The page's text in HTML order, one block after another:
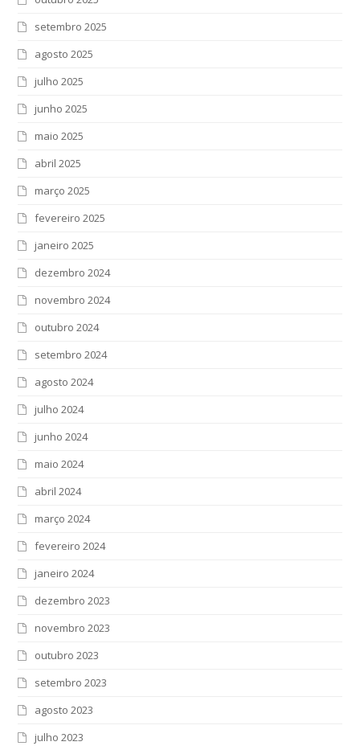
setembro 2025
agosto 2025
julho 2025
junho 2025
maio 2025
abril 2025
março 2025
fevereiro 2025
janeiro 2025
dezembro 2024
novembro 2024
outubro 2024
setembro 2024
agosto 2024
julho 2024
junho 2024
maio 2024
abril 2024
março 2024
fevereiro 2024
janeiro 2024
dezembro 2023
novembro 2023
outubro 2023
setembro 2023
agosto 2023
julho 2023